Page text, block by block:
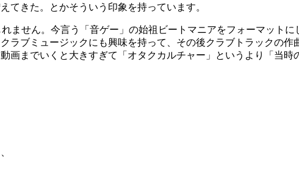
てきた。とかそういう印象を持っています。
ません。今言う「音ゲー」の始祖ビートマニアをフォーマット
ブミュージックにも興味を持って、その後クラブトラックの作
までいくと大きすぎて「オタクカルチャー」というより「当時